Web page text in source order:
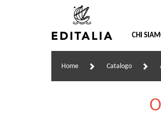
CHI
Home Catalogo